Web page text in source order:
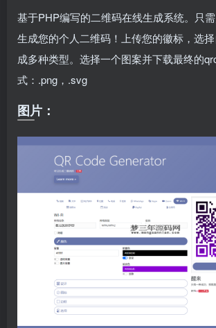
基于PHP编写的二维码在线生成系统。只
生成您的个人二维码！上传您的徽标，选
成多种类型。选择一个图案并下载最终的
式：.png，.svg
图片：